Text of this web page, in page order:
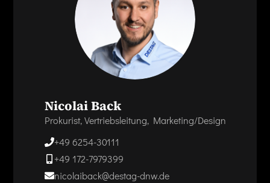
Nicolai Back
Prokurist, Vertriebsleitung, Marketing/Design
+49 6254-30111
+49 172-7979399
nicolaiback@destag-dnw.de